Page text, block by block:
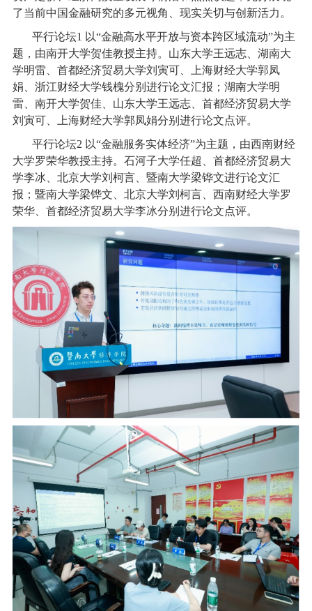
了当前中国金融研究的多元视角、现实关切与创新活力。
平行论坛1 以“金融高水平开放与资本跨区域流动”为主
题，由南开大学贺佳教授主持。山东大学王远志、湖南大
学明雷、首都经济贸易大学刘寅可、上海财经大学郭凤
娟、浙江财经大学钱槐分别进行论文汇报；湖南大学明
雷、南开大学贺佳、山东大学王远志、首都经济贸易大学
刘寅可、上海财经大学郭凤娟分别进行论文点评。
平行论坛2 以“金融服务实体经济”为主题，由西南财经
大学罗荣华教授主持。石河子大学任超、首都经济贸易大
学李冰、北京大学刘柯言、暨南大学梁铧文进行论文汇
报；暨南大学梁铧文、北京大学刘柯言、西南财经大学罗
荣华、首都经济贸易大学李冰分别进行论文点评。